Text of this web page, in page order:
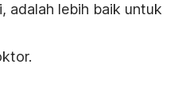
adalah lebih baik untuk